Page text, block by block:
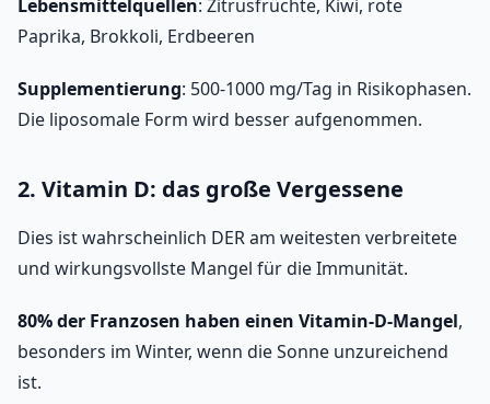
Lebensmittelquellen: Zitrusfrüchte, Kiwi, rote
Paprika, Brokkoli, Erdbeeren
Supplementierung: 500-1000 mg/Tag in Risikophasen.
Die liposomale Form wird besser aufgenommen.
2. Vitamin D: das große Vergessene
Dies ist wahrscheinlich DER am weitesten verbreitete
und wirkungsvollste Mangel für die Immunität.
80% der Franzosen haben einen Vitamin-D-Mangel,
besonders im Winter, wenn die Sonne unzureichend
ist.